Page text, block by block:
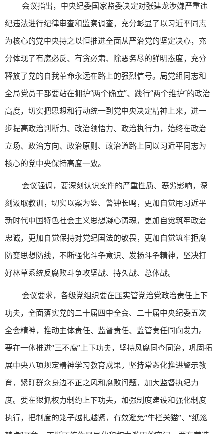
会议指出，中央纪委国家监委决定对张建龙涉嫌严重违
纪违法进行纪律审查和监察调查，充分彰显了以习近平同志
为核心的党中央持之以恒推进全面从严治党的坚定决心，充
分体现了有腐必反、有贪必肃、除恶务尽的鲜明态度，充分
释放了党的自我革命永远在路上的强烈信号。局党组同志和
全局党员干部要站在拥护“两个确立”、践行“两个维护”的政治
高度，切实把思想和行动统一到党中央决定精神上来，进一
步提高政治判断力、政治领悟力、政治执行力，始终在政治
立场、政治方向、政治原则、政治道路上同以习近平同志为
核心的党中央保持高度一致。
会议强调，要深刻认识案件的严重性质、恶劣影响，深
刻汲取教训，切实以案为鉴、警钟长鸣，更加自觉用习近平
新时代中国特色社会主义思想凝心铸魂，更加自觉筑牢政治
忠诚，更加自觉保持对党纪国法的敬畏，更加自觉筑牢拒腐
防变思想防线，不断强化斗争意识、发扬斗争精神，坚决打
好林草系统反腐败斗争攻坚战、持久战、总体战。
会议要求，各级党组织要在压实管党治党政治责任上下
功夫，全面落实党的二十届四中全会、二十届中央纪委五次
全会精神，推动主体责任、监督责任、监管责任同向发力。
要在一体推进“三不腐”上下功夫，坚持风腐同查同治，巩固拓
展中央八项规定精神学习教育成果，坚持常态化推进警示教
育，紧盯群众身边不正之风和腐败问题，加大监督执纪力
度。要在狠抓权力制约上下功夫，加强制度建设和强化制度
执行，把制度的笼子越扎越紧，有效避免“牛栏关猫”、“纸笼